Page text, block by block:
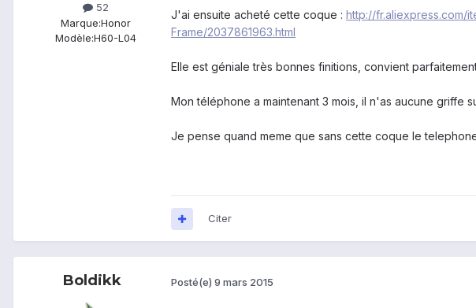
52
Marque:Honor
Modèle:H60-L04
J'ai ensuite acheté cette coque : http://fr.aliexpress.com/
Frame/2037861963.html
Elle est géniale très bonnes finitions, convient
Mon téléphone a maintenant 3 mois, il n'as aucune griffe
Je pense quand meme que sans cette coque le
Citer
Boldikk Posté(e) 9 mars 2015